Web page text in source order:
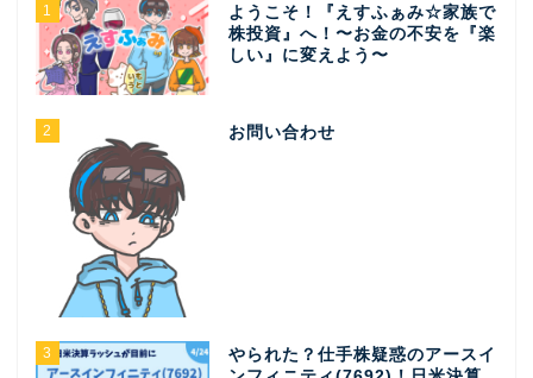
1
ようこそ！『えすふぁみ☆家族で
株投資』へ！〜お金の不安を『楽
しい』に変えよう〜
2 お問い合わせ
3
やられた？仕手株疑惑のアースイ